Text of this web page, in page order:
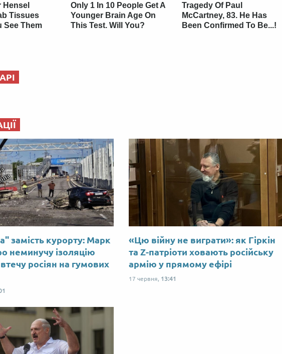
Hensel
Tissues
See Them
Only 1 In 10 People Get A
Younger Brain Age On
This Test. Will You?
Tragedy Of Paul
McCartney, 83. He Has
Been Confirmed To Be...!
замість курорту: Марк
неминучу ізоляцію
росіян на гумових
«Цю війну не виграти»: як Гіркін
та Z-патріоти ховають російську
армію у прямому ефірі
17 червня, 13:41